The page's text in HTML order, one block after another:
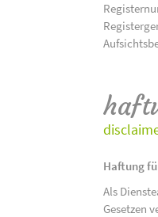
Haftung
Als
Gesetzen